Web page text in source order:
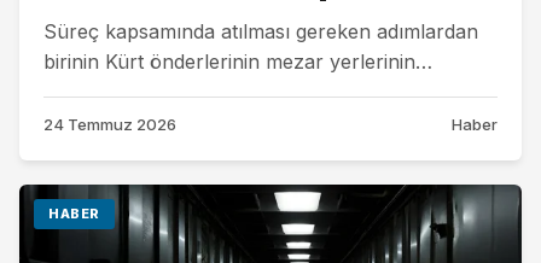
Süreç kapsamında atılması gereken adımlardan
birinin Kürt önderlerinin mezar yerlerinin
açıklanması olduğunu belirten Şêx Seîd'in...
24 Temmuz 2026 Haber
HABER